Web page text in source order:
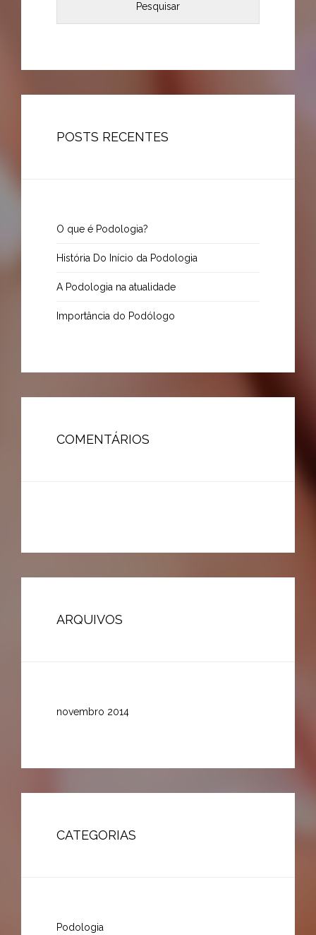
POSTS RECENTES
O que é Podologia?
História Do Início da Podologia
A Podologia na atualidade
Importância do Podólogo
COMENTÁRIOS
ARQUIVOS
novembro 2014
CATEGORIAS
Podologia